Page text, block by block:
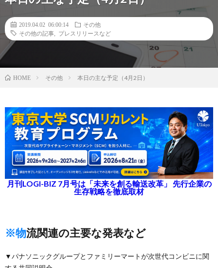
2019.04.02 06:00:14
その他
その他の記事
プレスリリースなど
HOME その他 本日の主な予定（4月2日）
月刊LOGI-BIZ 7月号は「未来を創る輸送改革」 先行企業の
生存戦略を徹底取材
※物流関連の主要な発表など
▼パナソニックグループとファミリーマートが次世代コンビニに関